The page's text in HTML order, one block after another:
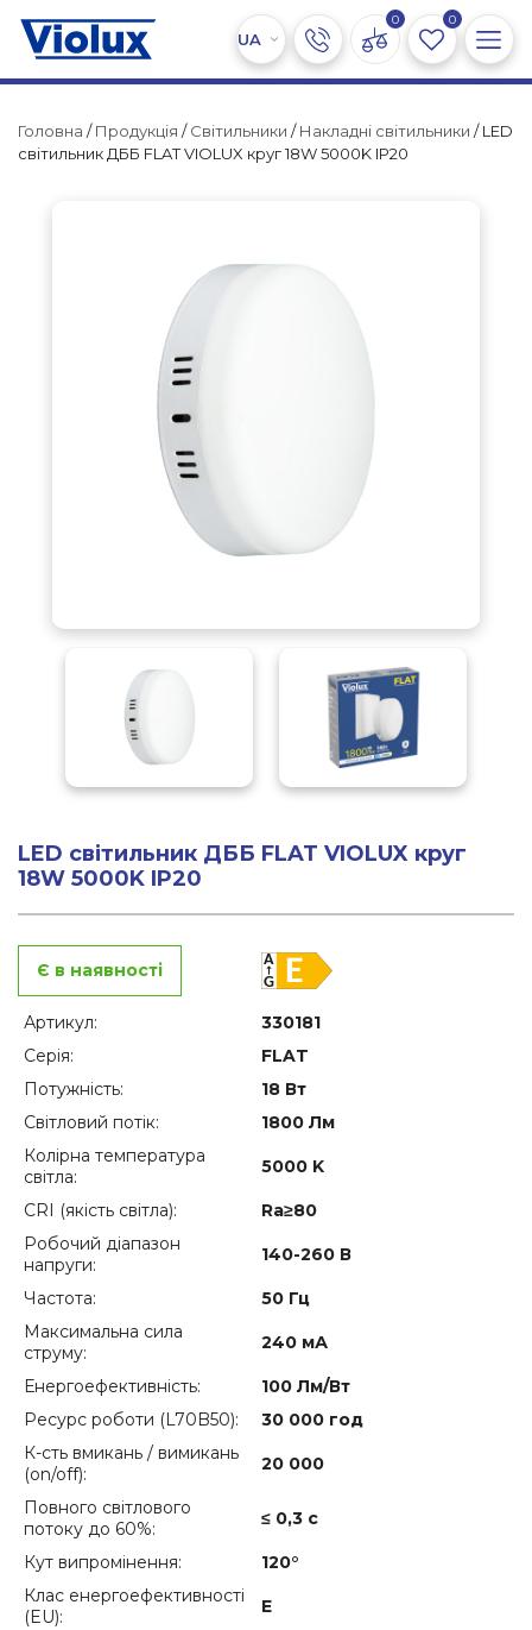
0 0
Головна /Продукція /Світильники /Накладні світильники / LED
світильник ДББ FLAT VIOLUX круг 18W 5000K IP20
LED світильник ДББ FLAT VIOLUX круг
18W 5000K IP20
Є в наявності
Артикул:
330181
Серія:
FLAT
Потужність:
18 Вт
Світловий потік:
1800 Лм
Колірна температура
світла:
5000 K
CRI (якість світла):
Ra≥80
Робочий діапазон
напруги:
140-260 В
Частота:
50 Гц
Максимальна сила
струму:
240 мА
Енергоефективність:
100 Лм/Вт
Ресурс роботи (L70B50):
30 000 год
К-сть вмикань / вимикань
(on/off):
20 000
Повного світлового
потоку до 60%:
≤ 0,3 с
Кут випромінення:
120°
Клас енергоефективності
(EU):
E